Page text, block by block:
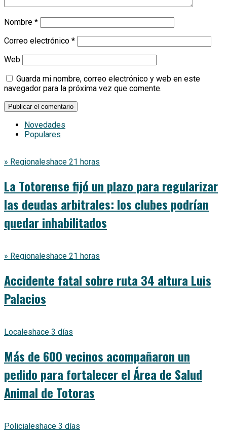
Nombre *
Correo electrónico *
Web
Guarda mi nombre, correo electrónico y web en este
navegador para la próxima vez que comente.
Novedades
Populares
» Regionaleshace 21 horas
La Totorense fijó un plazo para regularizar
las deudas arbitrales: los clubes podrían
quedar inhabilitados
» Regionaleshace 21 horas
Accidente fatal sobre ruta 34 altura Luis
Palacios
Localeshace 3 días
Más de 600 vecinos acompañaron un
pedido para fortalecer el Área de Salud
Animal de Totoras
Policialeshace 3 días